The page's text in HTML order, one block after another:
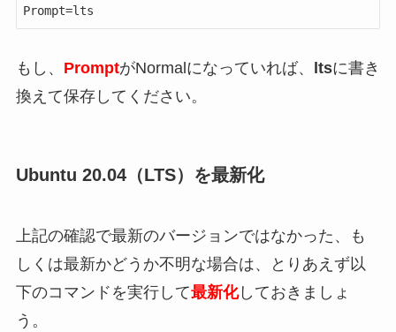
Prompt=lts
もし、 PromptがNormalになっていれば、 ltsに書き
換えて保存してください。
Ubuntu 20.04（LTS）を最新化
上記の確認で最新のバージョンではなかった、も
しくは最新かどうか不明な場合は、とりあえず以
下のコマンドを実行して最新化しておきましょ
う。